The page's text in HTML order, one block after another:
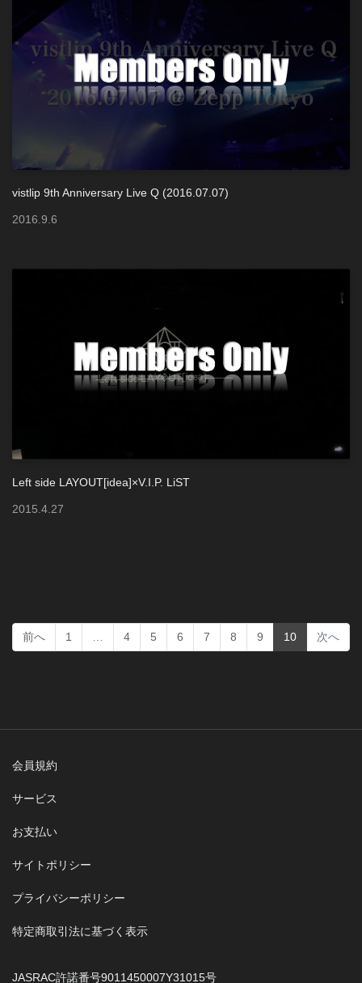
vistlip 9th Anniversary Live Q (2016.07.07)
2016.9.6
Left side LAYOUT[idea]×V.I.P. LiST
2015 4 27
前へ 1 4 5 6 7 8 9 10(current)
次へ
会員規約
サービス
お支払い
サイトポリシー
プライバシーポリシー
特定商取引法に基づく表示
JASRAC許諾番号9011450007Y31015号